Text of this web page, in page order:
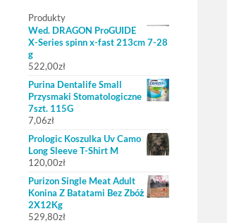
Produkty
Wed. DRAGON ProGUIDE
X-Series spinn x-fast 213cm 7-28
g
522,00zł
Purina Dentalife Small
Przysmaki Stomatologiczne
7szt. 115G
7,06zł
Prologic Koszulka Uv Camo
Long Sleeve T-Shirt M
120,00zł
Purizon Single Meat Adult
Konina Z Batatami Bez Zbóż
2X12Kg
529,80zł